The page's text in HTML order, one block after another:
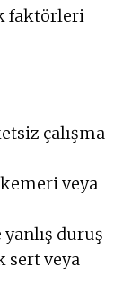
faktörleri
çalışma
veya
duruş
sert veya